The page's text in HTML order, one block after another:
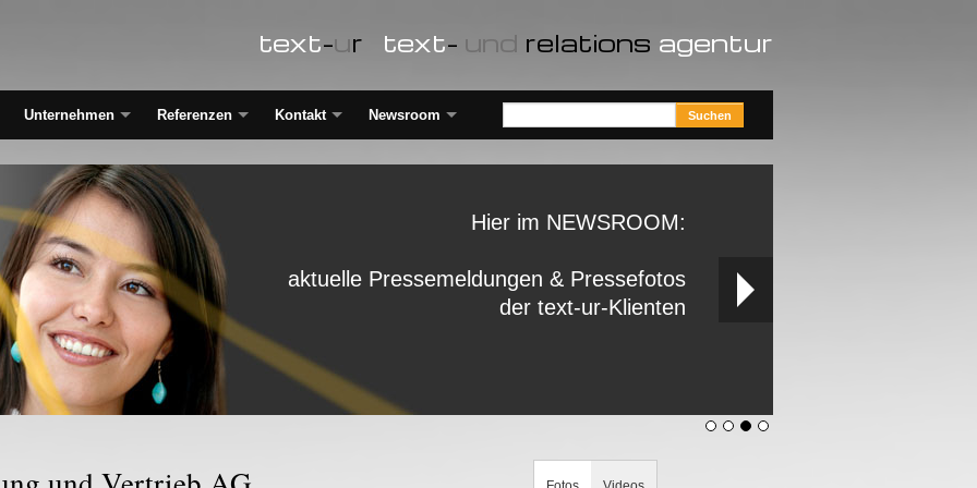
text-ur text- und relations agentur
Unternehmen Referenzen Kontakt Newsroom
Hier im NEWSROOM:
aktuelle Pressemeldungen & Pressefotos
der text-ur-Klienten
Fotos Videos